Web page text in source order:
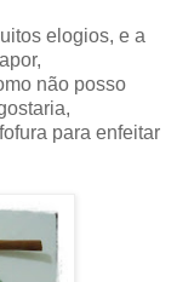
elogios, e a
não posso
para enfeitar